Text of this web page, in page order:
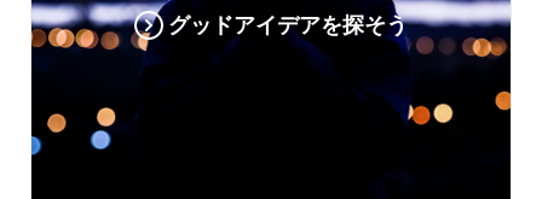
グッドアイデアを探そう